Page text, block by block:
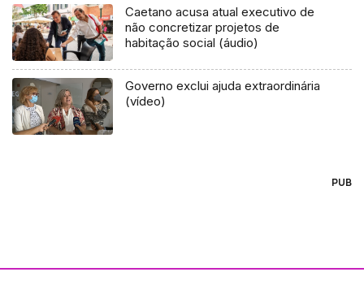
Caetano acusa atual executivo de
não concretizar projetos de
habitação social (áudio)
Governo exclui ajuda extraordinária
(vídeo)
PUB